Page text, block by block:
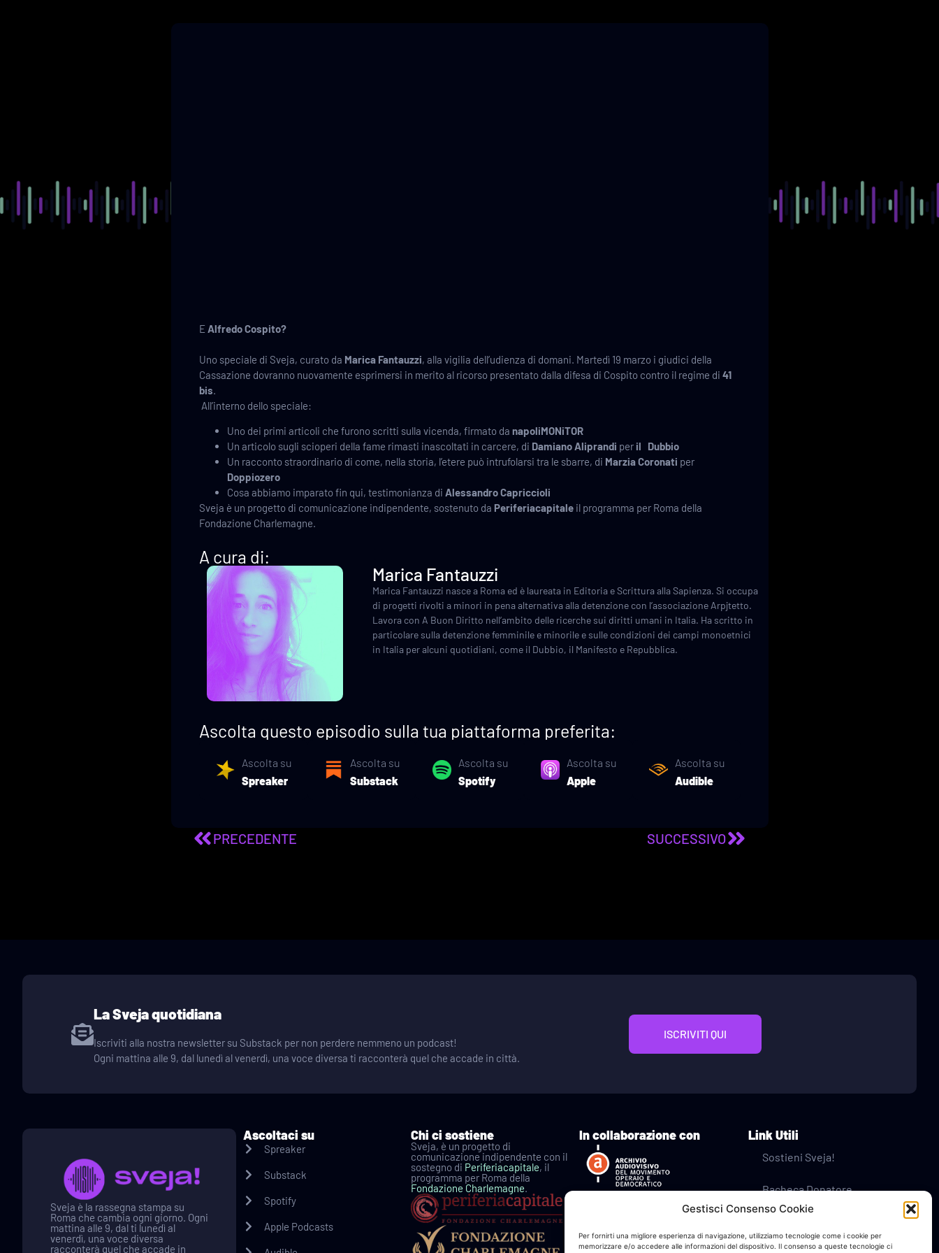
Gestisci Consenso Cookie
Per fornirti una migliore esperienza di navigazione, utilizziamo tecnologie come i cookie per
memorizzare e/o accedere alle informazioni del dispositivo. Il consenso a queste tecnologie ci
EAlfredo Cospito?
Uno speciale di Sveja, curato da Marica Fantauzzi, alla vigilia dell’udienza di domani. Martedì 19 marzo i giudici della
Cassazione dovranno nuovamente esprimersi in merito al ricorso presentato dalla difesa di Cospito contro il regime di 41
bis.
All’interno dello speciale:
Uno dei primi articoli che furono scritti sulla vicenda, firmato da napoliMONiTOR
Un articolo sugli scioperi della fame rimasti inascoltati in carcere, di Damiano Aliprandi peril Dubbio
Un racconto straordinario di come, nella storia, l’etere può intrufolarsi tra le sbarre, di Marzia Coronati per
Doppiozero
Cosa abbiamo imparato fin qui, testimonianza di Alessandro Capriccioli
Sveja è un progetto di comunicazione indipendente, sostenuto da Periferiacapitaleil programma per Roma della
Fondazione Charlemagne.
A cura di:
Marica Fantauzzi
Marica Fantauzzi nasce a Roma ed è laureata in Editoria e Scrittura alla Sapienza. Si occupa
di progetti rivolti a minori in pena alternativa alla detenzione con l’associazione Arpjtetto.
Lavora con A Buon Diritto nell’ambito delle ricerche sui diritti umani in Italia. Ha scritto in
particolare sulla detenzione femminile e minorile e sulle condizioni dei campi monoetnici
in Italia per alcuni quotidiani, come il Dubbio, il Manifesto e Repubblica.
Ascolta questo episodio sulla tua piattaforma preferita:
Ascolta su
Spreaker
Ascolta su
Substack
Ascolta su
Spotify
Ascolta su
Apple
Ascolta su
Audible
PRECEDENTE SUCCESSIVO
La Sveja quotidiana
Iscriviti alla nostra newsletter su Substack per non perdere nemmeno un podcast!
Ogni mattina alle 9, dal lunedì al venerdì, una voce diversa ti racconterà quel che accade in città.
ISCRIVITI QUI
Sveja è la rassegna stampa su
Roma che cambia ogni giorno. Ogni
mattina alle 9, dal ti lunedì al
venerdì, una voce diversa
racconterà quel che accade in
Ascoltaci su
Spreaker
Substack
Spotify
Apple Podcasts
Chi ci sostiene
Sveja, è un progetto di
comunicazione indipendente con il
sostegno di Periferiacapitale, il
programma per Roma della
Fondazione Charlemagne.
In collaborazione con Link Utili
Sostieni Sveja!
Bacheca Donatore